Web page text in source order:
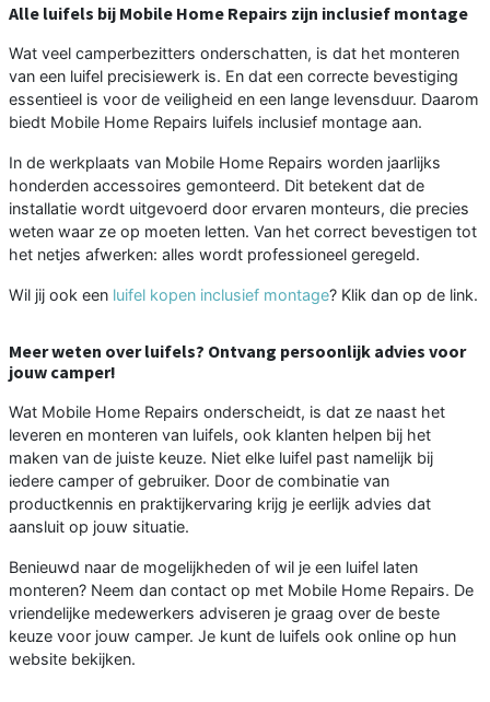
Alle luifels bij Mobile Home Repairs zijn inclusief montage
Wat veel camperbezitters onderschatten, is dat het monteren
van een luifel precisiewerk is. En dat een correcte bevestiging
essentieel is voor de veiligheid en een lange levensduur. Daarom
biedt Mobile Home Repairs luifels inclusief montage aan.
In de werkplaats van Mobile Home Repairs worden jaarlijks
honderden accessoires gemonteerd. Dit betekent dat de
installatie wordt uitgevoerd door ervaren monteurs, die precies
weten waar ze op moeten letten. Van het correct bevestigen tot
het netjes afwerken: alles wordt professioneel geregeld.
Wil jij ook een luifel kopen inclusief montage? Klik dan op de link.
Meer weten over luifels? Ontvang persoonlijk advies voor
jouw camper!
Wat Mobile Home Repairs onderscheidt, is dat ze naast het
leveren en monteren van luifels, ook klanten helpen bij het
maken van de juiste keuze. Niet elke luifel past namelijk bij
iedere camper of gebruiker. Door de combinatie van
productkennis en praktijkervaring krijg je eerlijk advies dat
aansluit op jouw situatie.
Benieuwd naar de mogelijkheden of wil je een luifel laten
monteren? Neem dan contact op met Mobile Home Repairs. De
vriendelijke medewerkers adviseren je graag over de beste
keuze voor jouw camper. Je kunt de luifels ook online op hun
website bekijken.